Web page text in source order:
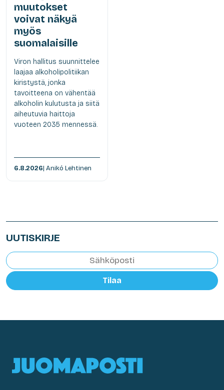
muutokset
voivat näkyä
myös
suomalaisille
Viron hallitus suunnittelee
laajaa alkoholipolitiikan
kiristystä, jonka
tavoitteena on vähentää
alkoholin kulutusta ja siitä
aiheutuvia haittoja
vuoteen 2035 mennessä.
6.8.2026| Anikó Lehtinen
UUTISKIRJE
Tilaa